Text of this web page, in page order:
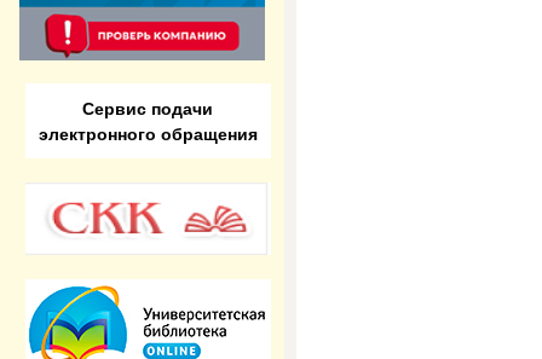
Сервис подачи
электронного обращения